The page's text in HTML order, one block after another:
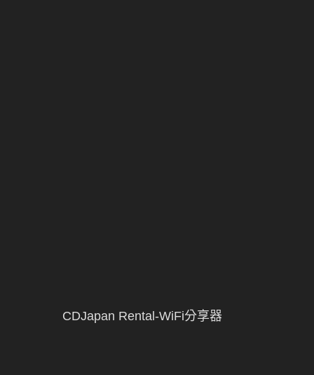
CDJapan Rental-WiFi分享器